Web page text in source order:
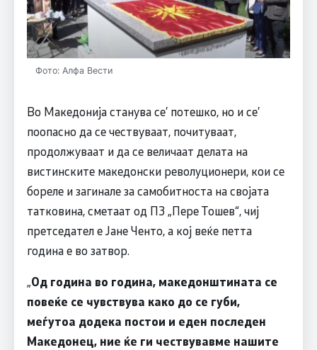
Фото: Алфа Вести
Во Македонија станува се’ потешко, но и се’
поопасно да се чествуваат, почитуваат,
продолжуваат и да се величаат делата на
вистинските македонски револуционери, кои се
бореле и загинале за самобитноста на својата
татковина, сметаат од ПЗ „Пере Тошев“, чиј
претседател е Јане Ченто, а кој веќе петта
година е во затвор.
„Од година во година, македонштината се
повеќе се чувствува како до се губи,
меѓутоа додека постои и еден последен
Македонец, ние ќе ги чествувавме нашите